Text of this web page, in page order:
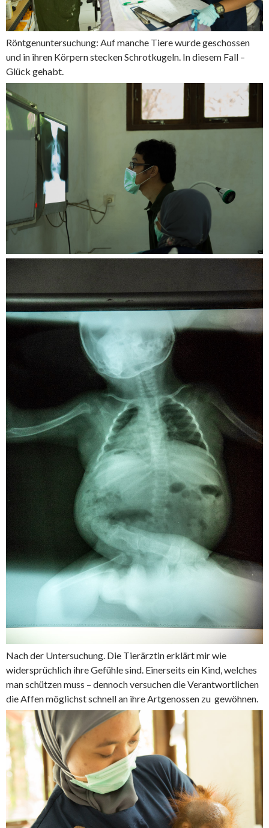
Röntgenuntersuchung: Auf manche Tiere wurde geschossen
und in ihren Körpern stecken Schrotkugeln. In diesem Fall –
Glück gehabt.
Nach der Untersuchung. Die Tierärztin erklärt mir wie
widersprüchlich ihre Gefühle sind. Einerseits ein Kind, welches
man schützen muss – dennoch versuchen die Verantwortlichen
die Affen möglichst schnell an ihre Artgenossen zu gewöhnen.